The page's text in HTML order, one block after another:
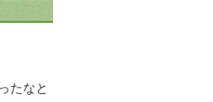
たなと